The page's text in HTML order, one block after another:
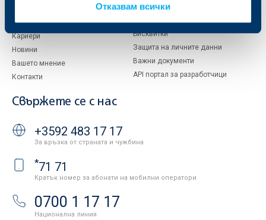
Отказвам всички
ОББ Галерия
Кариери
Новини
Вашето мнение
Контакти
Бисквитки
Защита на личните данни
Важни документи
API портал за разработчици
Свържете се с нас
+3592 483 17 17
За връзка от страната и чужбина
*71 71
Кратък номер за абонати на мобилни оператори
0700 1 17 17
Национална линия